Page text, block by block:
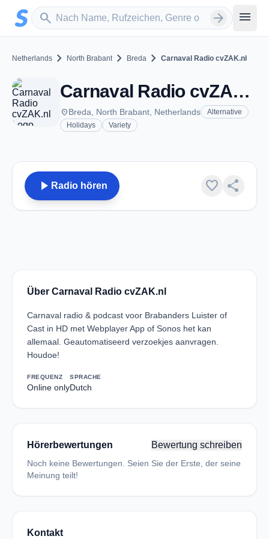
Zum Hauptinhalt springen
search
Sender suchen arrow_forward menu
Netherlands chevron_right North Brabant chevron_right Breda chevron_right Carnaval Radio cvZAK.nl
Carnaval Radio cvZAK.nl - Breda
placeBreda, North Brabant, Netherlands
Alternative
Holidays
Variety
play_arrow Radio hören favorite share
Über Carnaval Radio cvZAK.nl
Carnaval radio & podcast voor Brabanders Luister of
Cast in HD met Webplayer App of Sonos het kan
allemaal. Geautomatiseerd verzoekjes aanvragen.
Houdoe!
FREQUENZ
Online only
SPRACHE
Dutch
Hörerbewertungen Bewertung schreiben
Noch keine Bewertungen. Seien Sie der Erste, der seine
Meinung teilt!
Kontakt